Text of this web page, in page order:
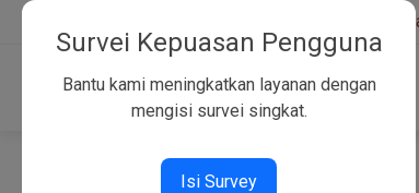
404
Survei Kepuasan Pengguna
Bantu kami meningkatkan layanan dengan
mengisi survei singkat.
Isi Survey